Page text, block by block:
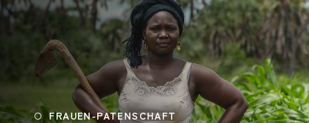
FRAUEN-PATENSCHAFT